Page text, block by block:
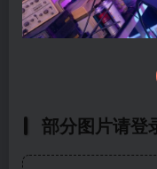
部分图片请登